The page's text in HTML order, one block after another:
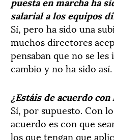
salarial a los equipos
Sí, pero ha sido una
muchos directores
pensaban que no se les
cambio y no ha sido así.
¿Estáis de acuerdo
Sí, por supuesto. Con
acuerdo es con que
los que tengan que